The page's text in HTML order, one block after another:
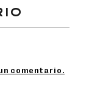
eliminar
detalles o
vida útil y
como
comentario.